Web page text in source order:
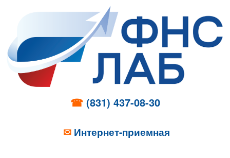
☎ (831) 437-08-30
✉ Интернет-приемная